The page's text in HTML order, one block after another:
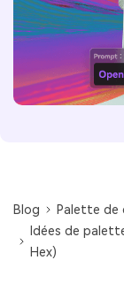
Blog
Palette de
Idées de
Hex)